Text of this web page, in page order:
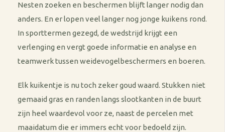
Nesten zoeken en beschermen blijft langer nodig dan
anders. En er lopen veel langer nog jonge kuikens rond.
In sporttermen gezegd, de wedstrijd krijgt een
verlenging en vergt goede informatie en analyse en
teamwerk tussen weidevogelbeschermers en boeren.
Elk kuikentje is nu toch zeker goud waard. Stukken niet
gemaaid gras en randen langs slootkanten in de buurt
zijn heel waardevol voor ze, naast de percelen met
maaidatum die er immers echt voor bedoeld zijn.